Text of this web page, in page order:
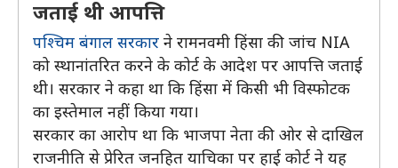
जताई थी आपत्ति
पश्चिम बंगाल सरकार ने रामनवमी हिंसा की जांच NIA
को स्थानांतरित करने के कोर्ट के आदेश पर आपत्ति जताई
थी। सरकार ने कहा था कि हिंसा में किसी भी विस्फोटक
का इस्तेमाल नहीं किया गया।
सरकार का आरोप था कि भाजपा नेता की ओर से दाखिल
‌राजनीति से प्रेरित जनहित याचिका पर हाई कोर्ट ने यह